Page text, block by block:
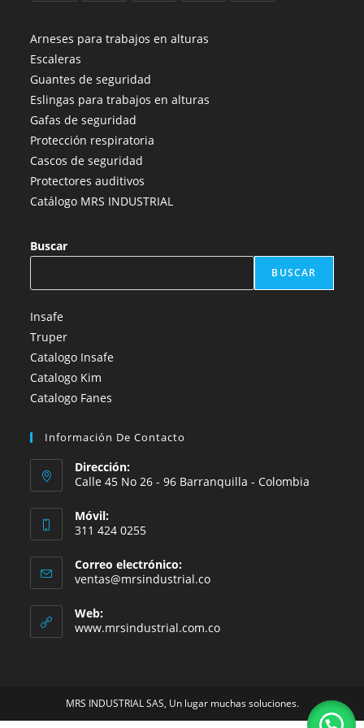
abre
en
una
nueva
pestaña
abre
una
nueva
pestaña
abre
una
nueva
pestaña
abre
nueva
Arneses para trabajos en alturas
Escaleras
Guantes de seguridad
Eslingas para trabajos en alturas
Gafas de seguridad
Protección respiratoria
Cascos de seguridad
Protectores auditivos
Catálogo MRS INDUSTRIAL
Buscar
BUSCAR
Insafe
Truper
Catalogo Insafe
Catalogo Kim
Catalogo Fanes
Información De Contacto
Dirección:
Calle 45 No 26 - 96 Barranquilla - Colombia
Móvil:
311 424 0255
Correo electrónico:
ventas@mrsindustrial.coSe
tu
aplicación
Web:
www.mrsindustrial.com.co
MRS INDUSTRIAL SAS, Un lugar muchas soluciones.